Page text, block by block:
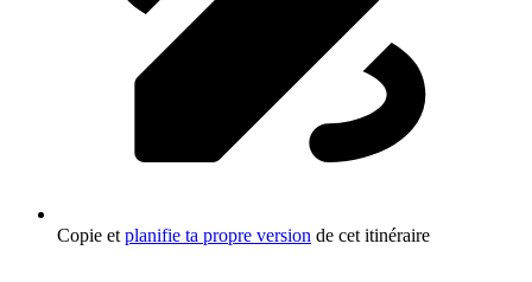
Copie et planifie ta propre version de cet itinéraire